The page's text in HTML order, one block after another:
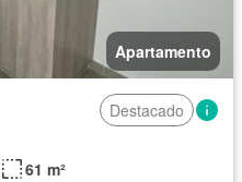
Apartamento
Destacado
61 m²